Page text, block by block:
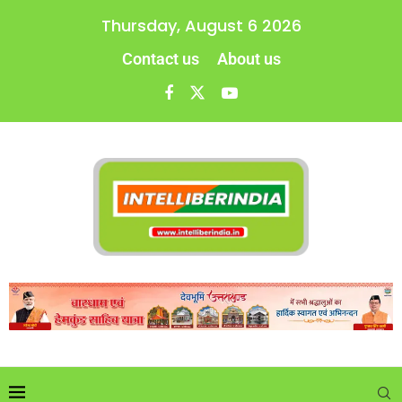
Thursday, August 6 2026
Contact us About us